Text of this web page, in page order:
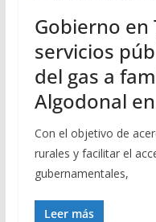
Gobierno en
servicios
del gas a
Algodonal
Con el objetivo de
rurales y facilitar el
gubernamentales,
Leer más